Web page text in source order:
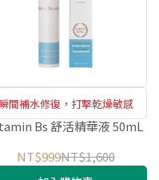
間補水修復，打擊乾燥敏感
Bs 舒活精華液 50mL
NT$999NT$1,600